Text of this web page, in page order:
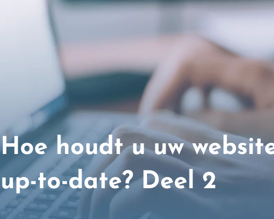
Hoe houdt u uw
up-to-date? Deel 2